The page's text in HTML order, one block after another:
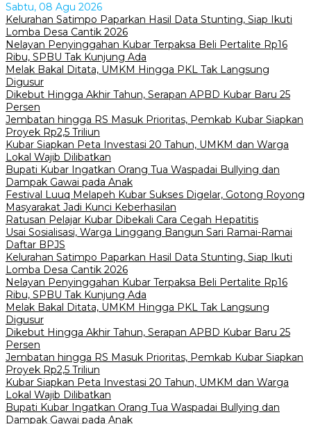
Sabtu, 08 Agu 2026
Kelurahan Satimpo Paparkan Hasil Data Stunting, Siap Ikuti
Lomba Desa Cantik 2026
Nelayan Penyinggahan Kubar Terpaksa Beli Pertalite Rp16
Ribu, SPBU Tak Kunjung Ada
Melak Bakal Ditata, UMKM Hingga PKL Tak Langsung
Digusur
Dikebut Hingga Akhir Tahun, Serapan APBD Kubar Baru 25
Persen
Jembatan hingga RS Masuk Prioritas, Pemkab Kubar Siapkan
Proyek Rp2,5 Triliun
Kubar Siapkan Peta Investasi 20 Tahun, UMKM dan Warga
Lokal Wajib Dilibatkan
Bupati Kubar Ingatkan Orang Tua Waspadai Bullying dan
Dampak Gawai pada Anak
Festival Luuq Melapeh Kubar Sukses Digelar, Gotong Royong
Masyarakat Jadi Kunci Keberhasilan
Ratusan Pelajar Kubar Dibekali Cara Cegah Hepatitis
Usai Sosialisasi, Warga Linggang Bangun Sari Ramai-Ramai
Daftar BPJS
Kelurahan Satimpo Paparkan Hasil Data Stunting, Siap Ikuti
Lomba Desa Cantik 2026
Nelayan Penyinggahan Kubar Terpaksa Beli Pertalite Rp16
Ribu, SPBU Tak Kunjung Ada
Melak Bakal Ditata, UMKM Hingga PKL Tak Langsung
Digusur
Dikebut Hingga Akhir Tahun, Serapan APBD Kubar Baru 25
Persen
Jembatan hingga RS Masuk Prioritas, Pemkab Kubar Siapkan
Proyek Rp2,5 Triliun
Kubar Siapkan Peta Investasi 20 Tahun, UMKM dan Warga
Lokal Wajib Dilibatkan
Bupati Kubar Ingatkan Orang Tua Waspadai Bullying dan
Dampak Gawai pada Anak